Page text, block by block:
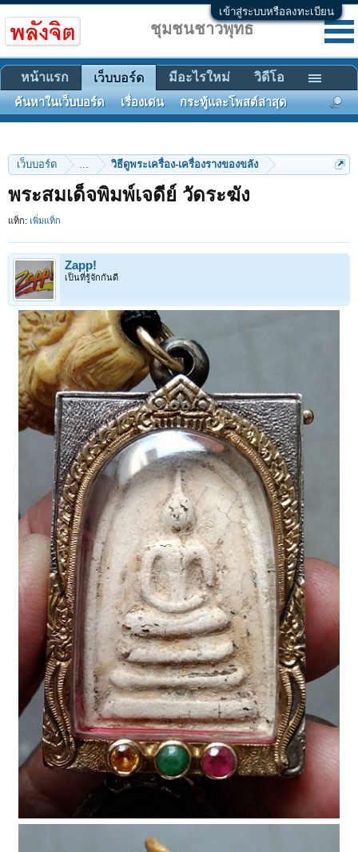
เข้าสู่ระบบหรือลงทะเบียน
เว็บบอร์ด ... วิธีดูพระเครื่อง-เครื่องรางของขลัง
พระสมเด็จพิมพ์เจดีย์ วัดระฆัง
แท็ก: เพิ่มแท็ก
Zapp!
เป็นที่รู้จักกันดี
ชุมชนชาวพุทธ
หน้าแรก เว็บบอร์ด
ค้นหาในเว็บบอร์ด เรื่องเด่น กระทู้และโพสต์ล่าสุด
มีอะไรใหม่ วิดีโอ